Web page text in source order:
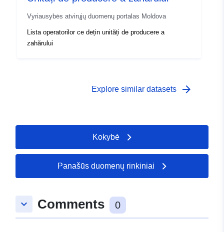
Vyriausybės atvirųjų duomenų portalas Moldova
Lista operatorilor ce dețin unități de producere a
zahărului
Explore similar datasets arrow_forward
Kokybė
Panašūs duomenų rinkiniai
keyboard_arrow_down Comments 0